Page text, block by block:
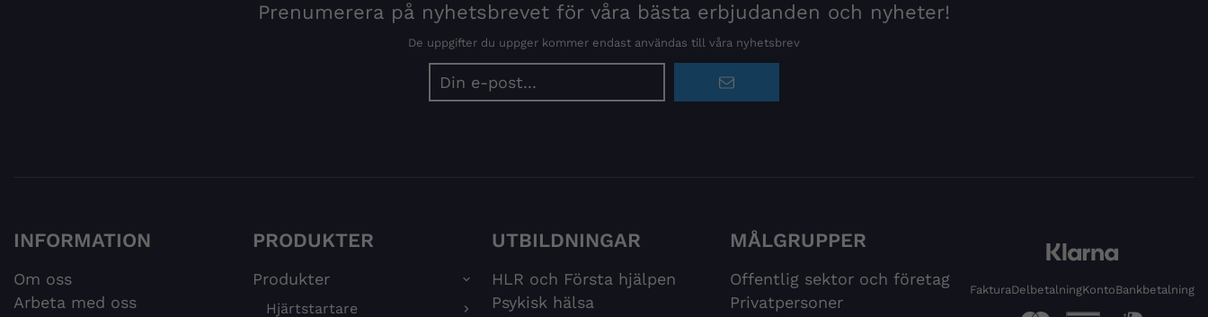
Prenumerera på nyhetsbrevet för våra bästa erbjudanden och nyheter!
De uppgifter du uppger kommer endast användas till våra nyhetsbrev
postadress
INFORMATION
Om oss
Arbeta med oss
PRODUKTER
Produkter
Hjärtstartare
UTBILDNINGAR
HLR och Första hjälpen
Psykisk hälsa
MÅLGRUPPER
Offentlig sektor och företag
Privatpersoner
FakturaDelbetalningKontoBankbetalning